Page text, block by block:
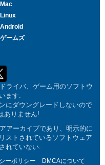
Mac
Linux
Android
ゲームズ
ライバ、ゲーム用のソフトウ
ます.
にダウングレードしないので
ありません!
アーカイブであり、明示的に
ストされているソフトウェア
れていない.
ーポリシー DMCAについて